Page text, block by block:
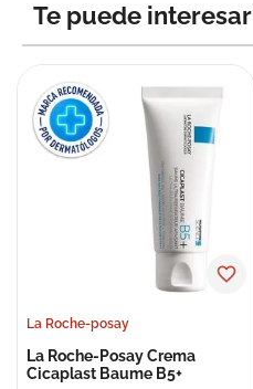
Te puede interesar
La Roche-posay
La Roche-Posay Crema
Cicaplast Baume B5+